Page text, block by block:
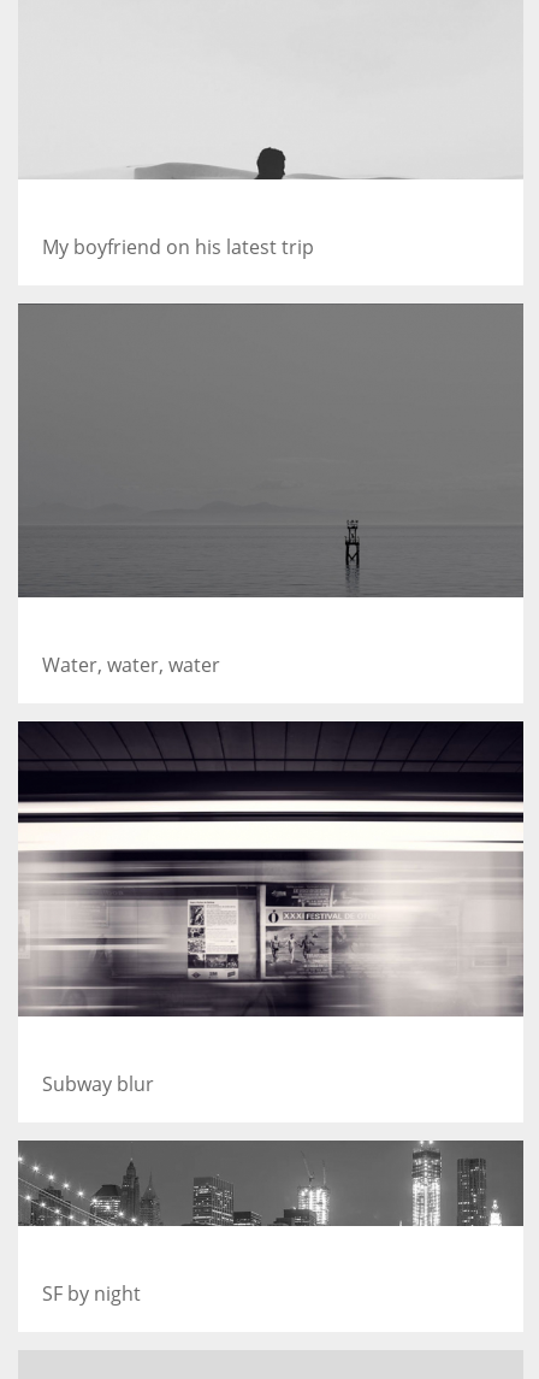
My boyfriend on his latest trip
Water, water, water
Subway blur
SF by night